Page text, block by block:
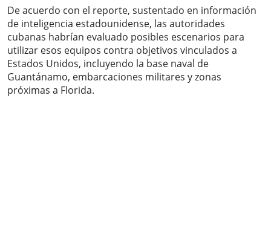
De acuerdo con el reporte, sustentado en información
de inteligencia estadounidense, las autoridades
cubanas habrían evaluado posibles escenarios para
utilizar esos equipos contra objetivos vinculados a
Estados Unidos, incluyendo la base naval de
Guantánamo, embarcaciones militares y zonas
próximas a Florida.